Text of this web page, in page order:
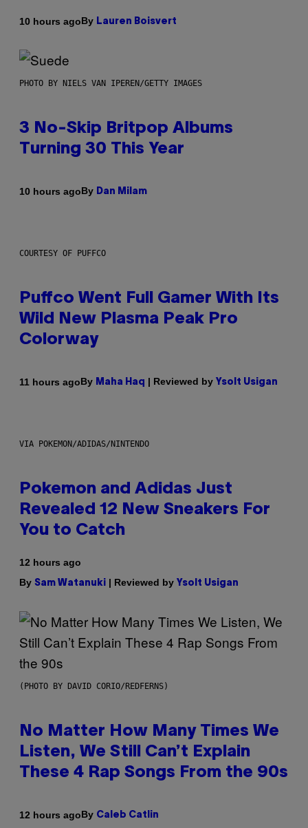
10 hours agoBy Lauren Boisvert
PHOTO BY NIELS VAN IPEREN/GETTY IMAGES
3 No-Skip Britpop Albums
Turning 30 This Year
10 hours agoBy Dan Milam
COURTESY OF PUFFCO
Puffco Went Full Gamer With Its
Wild New Plasma Peak Pro
Colorway
11 hours agoBy Maha Haq | Reviewed by Ysolt Usigan
VIA POKEMON/ADIDAS/NINTENDO
Pokemon and Adidas Just
Revealed 12 New Sneakers For
You to Catch
12 hours ago
By Sam Watanuki | Reviewed by Ysolt Usigan
(PHOTO BY DAVID CORIO/REDFERNS)
No Matter How Many Times We
Listen, We Still Can’t Explain
These 4 Rap Songs From the 90s
12 hours agoBy Caleb Catlin